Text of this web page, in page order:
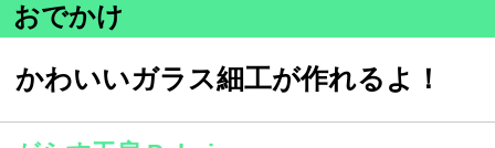
おでかけ
かわいいガラス細工が作れるよ！